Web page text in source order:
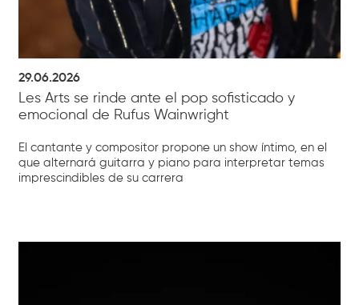
29.06.2026
Les Arts se rinde ante el pop sofisticado y
emocional de Rufus Wainwright
El cantante y compositor propone un show íntimo, en el
que alternará guitarra y piano para interpretar temas
imprescindibles de su carrera